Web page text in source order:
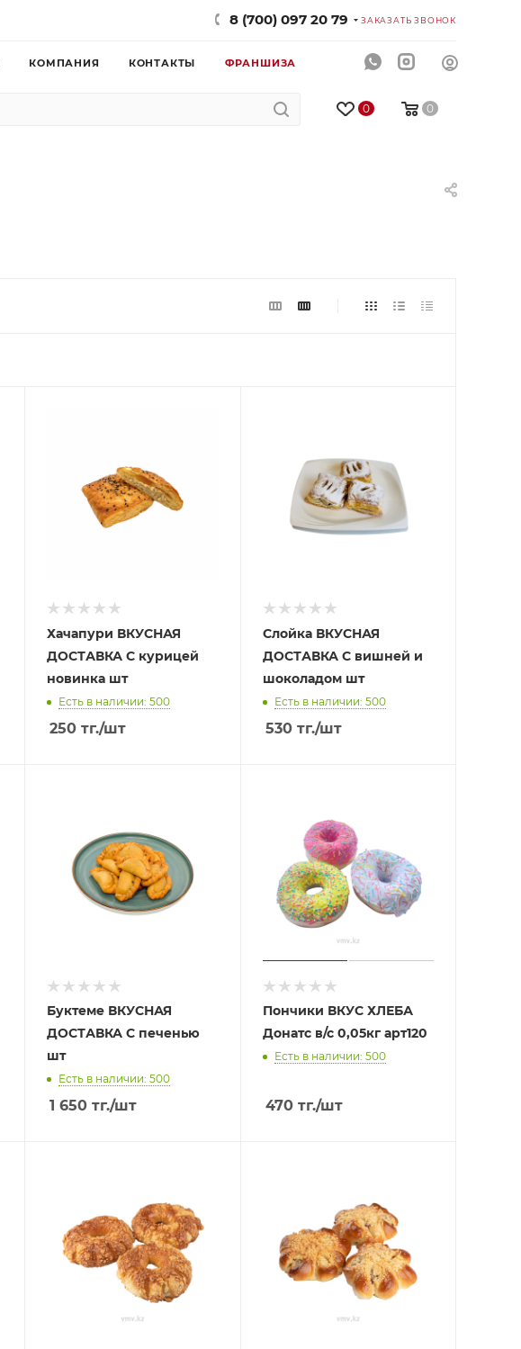
8 (700) 097 20 79 ЗАКАЗАТЬ ЗВОНОК
КОМПАНИЯ КОНТАКТЫ ФРАНШИЗА
0 0
Хачапури ВКУСНАЯ
ДОСТАВКА С курицей
новинка шт
Есть в наличии: 500
250 тг./шт
Слойка ВКУСНАЯ
ДОСТАВКА С вишней и
шоколадом шт
Есть в наличии: 500
530тг./шт
Буктеме ВКУСНАЯ
ДОСТАВКА С печенью
шт
Есть в наличии: 500
1 650 тг./шт
Пончики ВКУС ХЛЕБА
Донатс в/с 0,05кг арт120
Есть в наличии: 500
470тг./шт